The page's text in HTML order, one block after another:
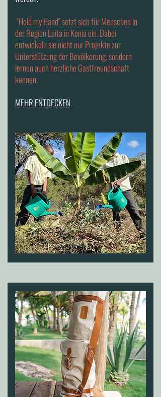
"Hold my Hand" setzt sich für Menschen in
der Region Loita in Kenia ein. Dabei
entwickeln sie nicht nur Projekte zur
Unterstützung der Bevölkerung, sondern
lernen auch herzliche Gastfreundschaft
kennen.
MEHR ENTDECKEN